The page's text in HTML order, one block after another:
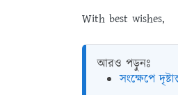
With best wishes,
আরও পড়ুনঃ
সংক্ষেপে